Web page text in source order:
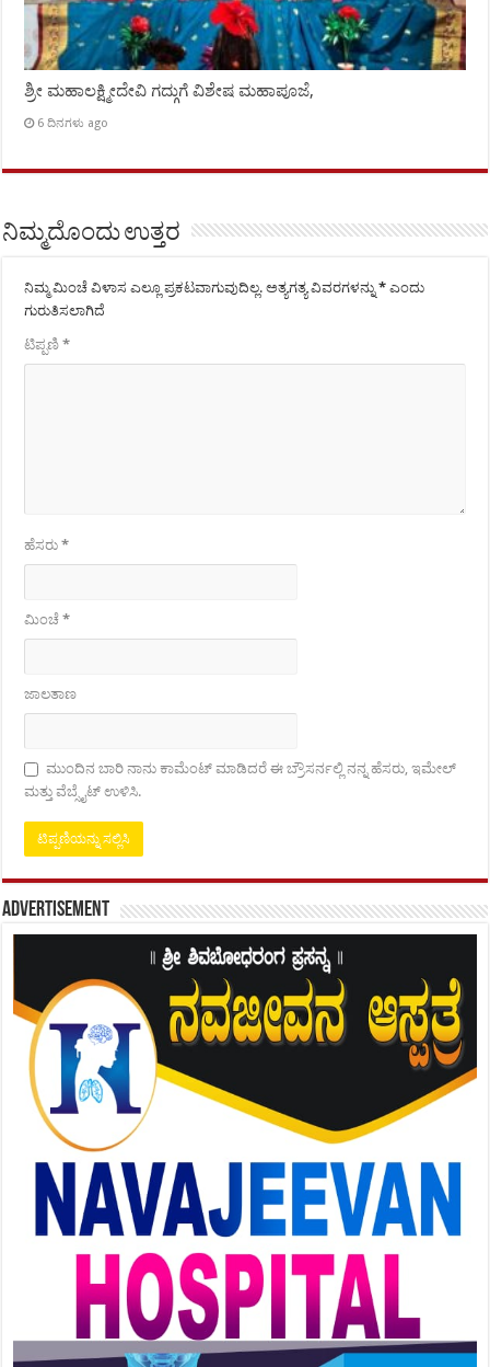
ಶ್ರೀ ಮಹಾಲಕ್ಷ್ಮೀದೇವಿ ಗದ್ಗುಗೆ ವಿಶೇಷ ಮಹಾಪೂಜೆ,
6 ದಿನಗಳು ago
ನಿಮ್ಮದೊಂದು ಉತ್ತರ
ನಿಮ್ಮ ಮಿಂಚೆ ವಿಳಾಸ ಎಲ್ಲೂ ಪ್ರಕಟವಾಗುವುದಿಲ್ಲ. ಅತ್ಯಗತ್ಯ ವಿವರಗಳನ್ನು* ಎಂದು
ಗುರುತಿಸಲಾಗಿದೆ
ಟಿಪ್ಪಣಿ*
ಹೆಸರು*
ಮಿಂಚೆ*
ಜಾಲತಾಣ
ಮುಂದಿನ ಬಾರಿ ನಾನು ಕಾಮೆಂಟ್ ಮಾಡಿದರೆ ಈ ಬ್ರೌಸರ್ನಲ್ಲಿ ನನ್ನ ಹೆಸರು, ಇಮೇಲ್
ಮತ್ತು ವೆಬ್ಸೈಟ್ ಉಳಿಸಿ.
Advertisement